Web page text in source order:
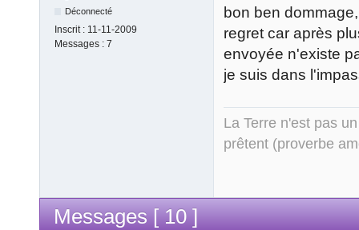
Déconnecté
Inscrit : 11-11-2009
Messages : 7
bon ben
regret car après
envoyée n'existe
je suis dans
La Terre n'est pas
prêtent (proverbe
Messages [ 10 ]